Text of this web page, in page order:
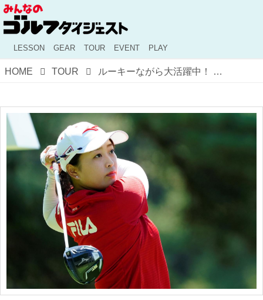
LESSON GEAR TOUR EVENT PLAY
HOME TOUR ルーキーながら大活躍中！ 19歳の大器・西郷真央のマネジメント力を支えるスウィングをプロが分析